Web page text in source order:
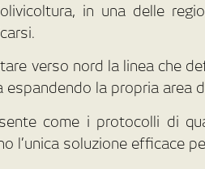
in una delle
verso nord la linea che
espandendo la propria area
come i protocolli di
l’unica soluzione efficace